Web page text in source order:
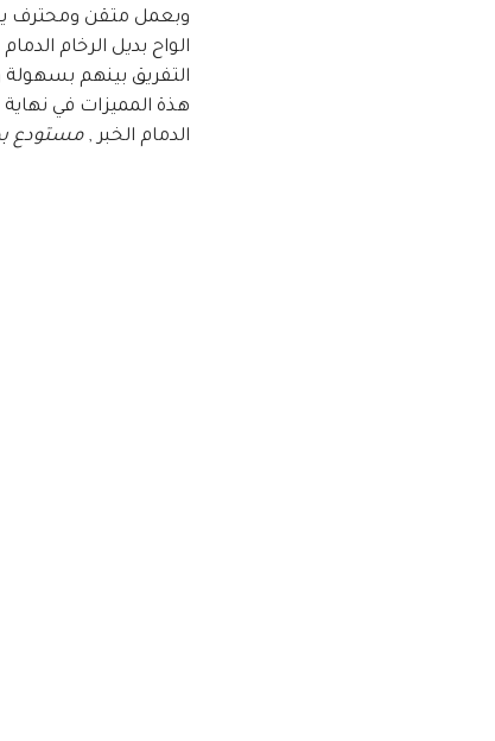
وبعمل متقن ومحترف
التفريق بينهم بسهولة
هذة المميزات في
الدمام الخبر , مستودع